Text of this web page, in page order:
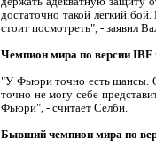
достаточно такой легкий
стоит посмотреть", - заявил
Чемпион мира по версии IBF
"У Фьюри точно есть шансы.
точно не могу себе
Фьюри", - считает Селби.
Бывший чемпион мира по